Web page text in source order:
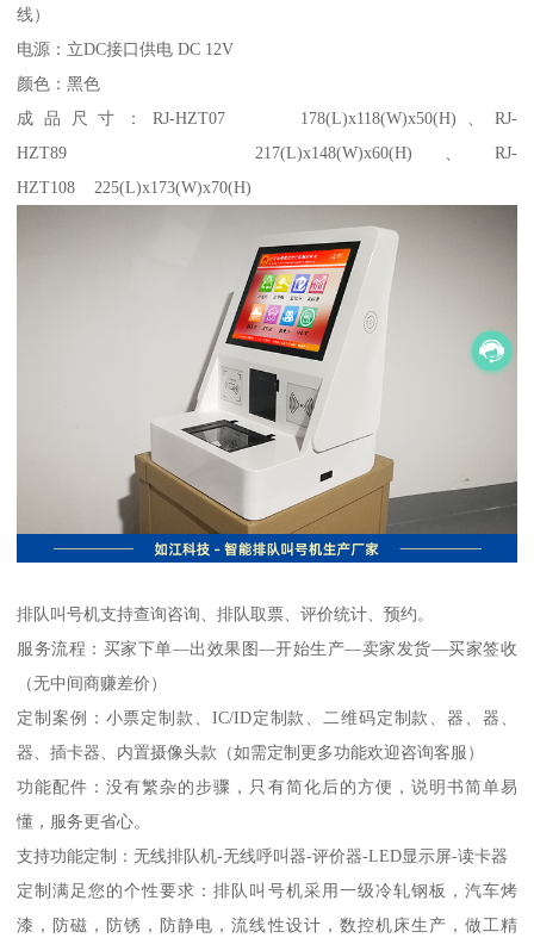
线）
电源：立DC接口供电 DC 12V
颜色：黑色
成品尺寸：RJ-HZT07 178(L)x118(W)x50(H)、RJ-
HZT89 217(L)x148(W)x60(H)、RJ-
HZT108 225(L)x173(W)x70(H)
排队叫号机支持查询咨询、排队取票、评价统计、预约。
服务流程：买家下单—出效果图—开始生产—卖家发货—买家签收
（无中间商赚差价）
定制案例：小票定制款、IC/ID定制款、二维码定制款、器、器、
器、插卡器、内置摄像头款（如需定制更多功能欢迎咨询客服）
功能配件：没有繁杂的步骤，只有简化后的方便，说明书简单易
懂，服务更省心。
支持功能定制：无线排队机-无线呼叫器-评价器-LED显示屏-读卡器
定制满足您的个性要求：排队叫号机采用一级冷轧钢板，汽车烤
漆，防磁，防锈，防静电，流线性设计，数控机床生产，做工精